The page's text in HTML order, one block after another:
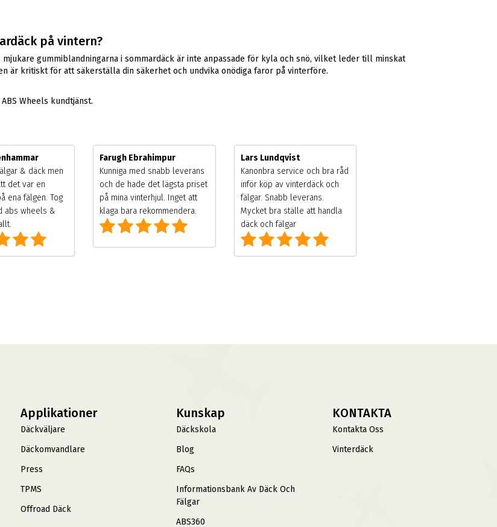
på vintern?
gummiblandningarna i sommardäck är inte anpassade för kyla och snö, vilket leder till minskat
är kritiskt för att säkerställa din säkerhet och undvika onödiga faror på vinterföre.
Wheels kundtjänst.
& däck men
det var en
ena fälgen. Tog
abs wheels &
Farugh Ebrahimpur
Kunniga med snabb leverans
och de hade det lägsta priset
på mina vinterhjul. Inget att
klaga bara rekommendera.
Lars Lundqvist
Kanonbra service och bra råd
inför köp av vinterdäck och
fälgar. Snabb leverans.
Mycket bra ställe att handla
däck och fälgar
Applikationer
Däckväljare
Däckomvandlare
Press
TPMS
Offroad Däck
Kunskap
Däckskola
Blog
FAQs
Informationsbank Av Däck Och
Fälgar
ABS360
KONTAKTA
Kontakta Oss
Vinterdäck